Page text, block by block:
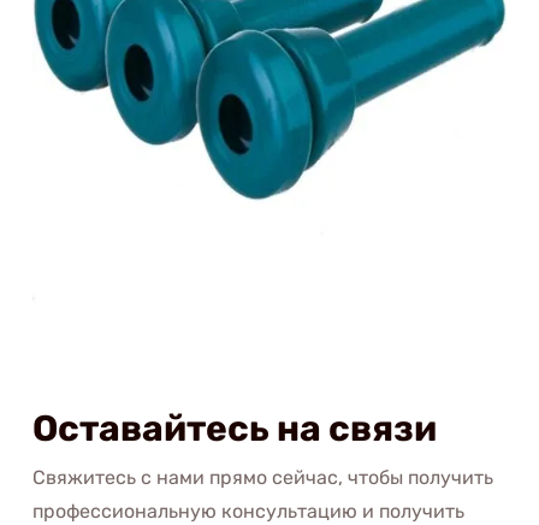
Оставайтесь на связи
Свяжитесь с нами прямо сейчас, чтобы получить
профессиональную консультацию и получить